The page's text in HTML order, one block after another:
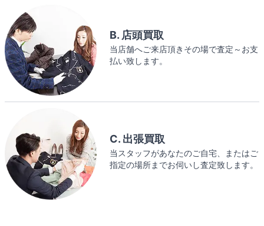
B. 店頭買取
当店舗へご来店頂きその場で査定～お支
払い致します。
C. 出張買取
当スタッフがあなたのご自宅、またはご
指定の場所までお伺いし査定致します。